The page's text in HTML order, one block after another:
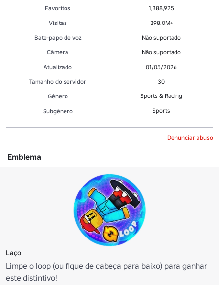
Favoritos
1,388,925
Visitas
398.0M+
Bate-papo de voz
Não suportado
Câmera
Não suportado
Atualizado
01/05/2026
Tamanho do servidor
30
Gênero
Sports & Racing
Subgênero Sports
Denunciar abuso
Emblema
Laço
Limpe o loop (ou fique de cabeça para baixo) para ganhar
este distintivo!